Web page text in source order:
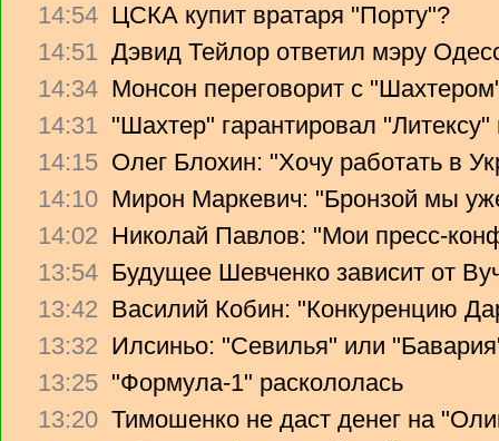
14:54 ЦСКА купит вратаря "Порту"?
14:51 Дэвид Тейлор ответил мэру
14:34 Монсон переговорит с
14:31 "Шахтер" гарантировал
14:15 Олег Блохин: "Хочу работать в
14:10 Мирон Маркевич: "Бронзой мы
14:02 Николай Павлов: "Мои пресс-
13:54 Будущее Шевченко зависит от
13:42 Василий Кобин: "Конкуренцию
13:32 Илсиньо: "Севилья" или
13:25 "Формула-1" раскололась
13:20 Тимошенко не даст денег на